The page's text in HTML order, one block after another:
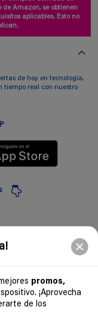
promos,
¡Aprovecha
de los
Amazon, se obtienen
aplicables. Esto no
de hoy en tecnología,
tiempo real con nuestro
Suscribir